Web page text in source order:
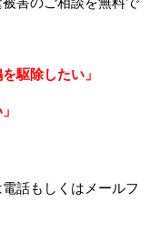
駆除したい」
話もしくはメールフ